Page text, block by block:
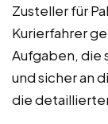
Zusteller für
Kurierfahrer
Aufgaben, die
und sicher an
die